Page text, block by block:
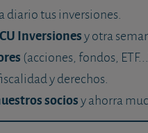
diario tus inversiones.
Inversionesy otra
(acciones, fondos,
y derechos.
sociosy ahorra